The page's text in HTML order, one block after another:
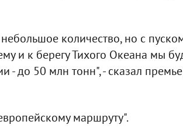
количество, но с
и к берегу Тихого Океана мы
- до 50 млн тонн", - сказал
маршруту".